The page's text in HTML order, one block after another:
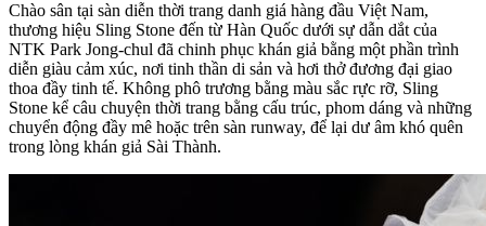
Chào sân tại sàn diễn thời trang danh giá hàng đầu Việt Nam,
thương hiệu Sling Stone đến từ Hàn Quốc dưới sự dẫn dắt của
NTK Park Jong-chul đã chinh phục khán giả bằng một phần trình
diễn giàu cảm xúc, nơi tinh thần di sản và hơi thở đương đại giao
thoa đầy tinh tế. Không phô trương bằng màu sắc rực rỡ, Sling
Stone kể câu chuyện thời trang bằng cấu trúc, phom dáng và những
chuyển động đầy mê hoặc trên sàn runway, để lại dư âm khó quên
trong lòng khán giả Sài Thành.